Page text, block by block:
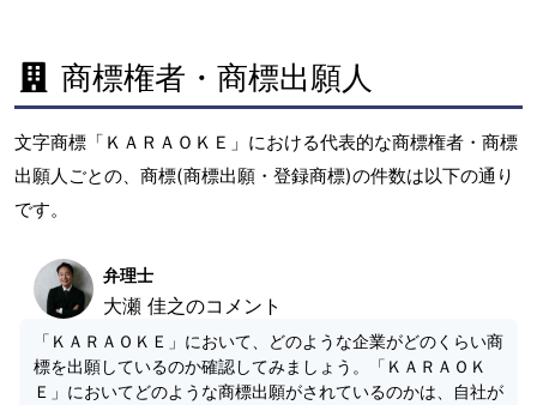
商標権者・商標出願人
文字商標「ＫＡＲＡＯＫＥ」における代表的な商標権者・商標
出願人ごとの、商標(商標出願・登録商標)の件数は以下の通り
です。
弁理士
大瀬 佳之のコメント
「ＫＡＲＡＯＫＥ」において、どのような企業がどのくらい商
標を出願しているのか確認してみましょう。「ＫＡＲＡＯＫ
Ｅ」においてどのような商標出願がされているのかは、自社が